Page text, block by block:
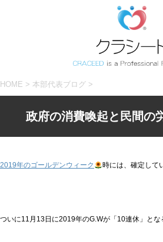
HOME > 本部代表ブログ >
政府の消費喚起と民間の
2019年のゴールデンウィーク 時には、確定して
ついに11月13日に2019年のG.Wが「10連休」とな